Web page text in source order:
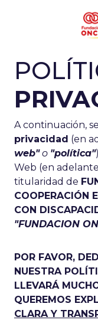
Política de
A continuación,
privacidad (en
web"o "política"
Web (en
titularidad de
COOPERACIÓN
CON
"FUNDACION
POR FAVOR,
NUESTRA
LLEVARÁ
QUEREMOS
CLARA Y